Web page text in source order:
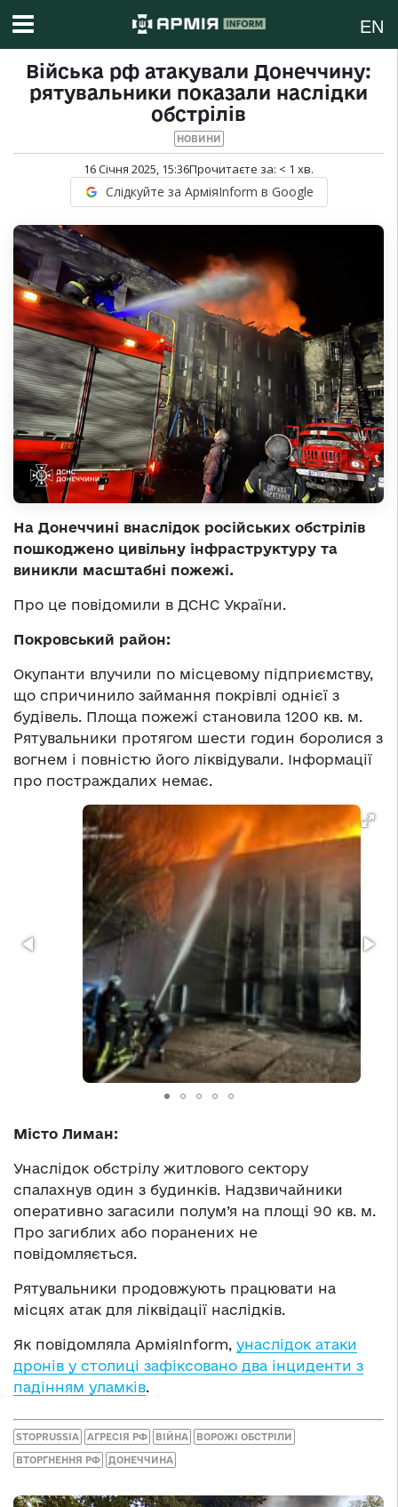
EN
Війська рф атакували Донеччину:
рятувальники показали наслідки
обстрілів
НОВИНИ
16 Січня 2025, 15:36Прочитаєте за: < 1 хв.
Слідкуйте за АрміяInform в Google
На Донеччині внаслідок російських обстрілів
пошкоджено цивільну інфраструктуру та
виникли масштабні пожежі.
Про це повідомили в ДСНС України.
Покровський район:
Окупанти влучили по місцевому підприємству,
що спричинило займання покрівлі однієї з
будівель. Площа пожежі становила 1200 кв. м.
Рятувальники протягом шести годин боролися з
вогнем і повністю його ліквідували. Інформації
про постраждалих немає.
Місто Лиман:
Унаслідок обстрілу житлового сектору
спалахнув один з будинків. Надзвичайники
оперативно загасили полум’я на площі 90 кв. м.
Про загиблих або поранених не
повідомляється.
Рятувальники продовжують працювати на
місцях атак для ліквідації наслідків.
Як повідомляла АрміяInform, унаслідок атаки
дронів у столиці зафіксовано два інциденти з
падінням уламків.
STOPRUSSIA АГРЕСІЯ РФ ВІЙНА ВОРОЖІ ОБСТРІЛИ
ВТОРГНЕННЯ РФ ДОНЕЧЧИНА